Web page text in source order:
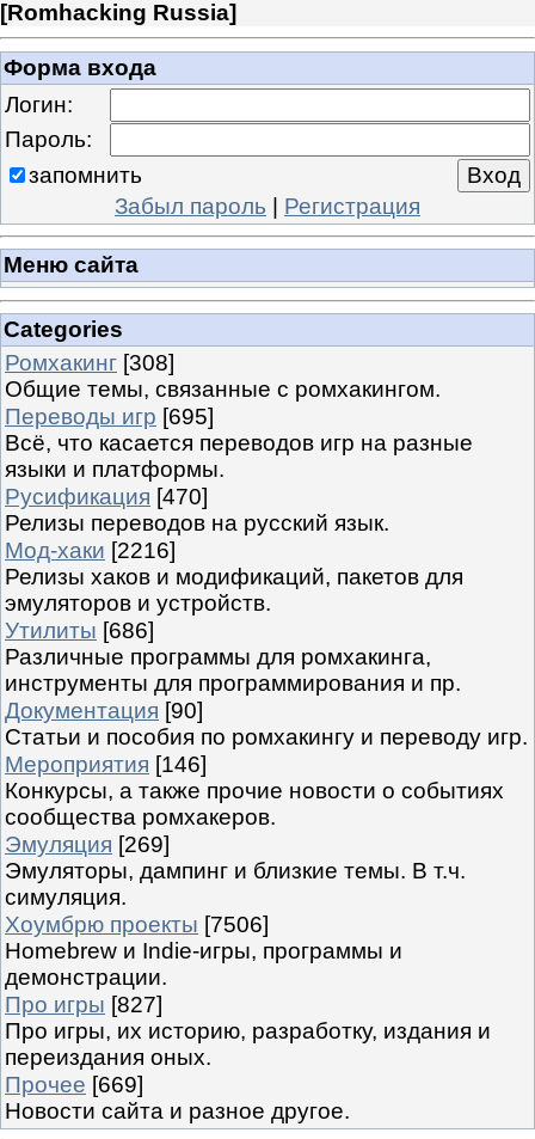
[Romhacking Russia]
Форма входа
Логин:
Пароль:
запомнить
Забыл пароль | Регистрация
Меню сайта
Categories
Ромхакинг [308]
Общие темы, связанные с ромхакингом.
Переводы игр [695]
Всё, что касается переводов игр на разные
языки и платформы.
Русификация [470]
Релизы переводов на русский язык.
Мод-хаки [2216]
Релизы хаков и модификаций, пакетов для
эмуляторов и устройств.
Утилиты [686]
Различные программы для ромхакинга,
инструменты для программирования и пр.
Документация [90]
Статьи и пособия по ромхакингу и переводу игр.
Мероприятия [146]
Конкурсы, а также прочие новости о событиях
сообщества ромхакеров.
Эмуляция [269]
Эмуляторы, дампинг и близкие темы. В т.ч.
симуляция.
Хоумбрю проекты [7506]
Homebrew и Indie-игры, программы и
демонстрации.
Про игры [827]
Про игры, их историю, разработку, издания и
переиздания оных.
Прочее [669]
Новости сайта и разное другое.